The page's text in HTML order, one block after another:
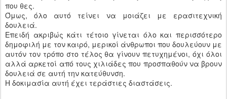
που θες.
Όμως, όλο αυτό τείνει να μοιάζει με ερασιτεχνική
δουλειά.
Επειδή ακριβώς κάτι τέτοιο γίνεται όλο και περισσότερο
δημοφιλή με τον καιρό, μερικοί άνθρωποι που δουλεύουν με
αυτόν τον τρόπο στο τέλος θα γίνουν πετυχημένοι, όχι όλοι
αλλά αρκετοί από τους χιλιάδες που προσπαθούν να βρουν
δουλειά σε αυτή την κατεύθυνση.
Η δοκιμασία αυτή έχει τεράστιες διαστάσεις.